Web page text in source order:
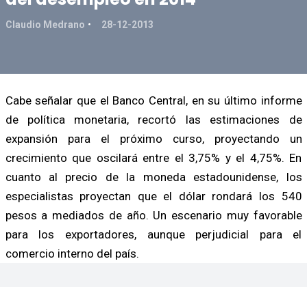
Claudio Medrano 28-12-2013
Cabe señalar que el Banco Central, en su último informe
de política monetaria, recortó las estimaciones de
expansión para el próximo curso, proyectando un
crecimiento que oscilará entre el 3,75% y el 4,75%. En
cuanto al precio de la moneda estadounidense, los
especialistas proyectan que el dólar rondará los 540
pesos a mediados de año. Un escenario muy favorable
para los exportadores, aunque perjudicial para el
comercio interno del país.